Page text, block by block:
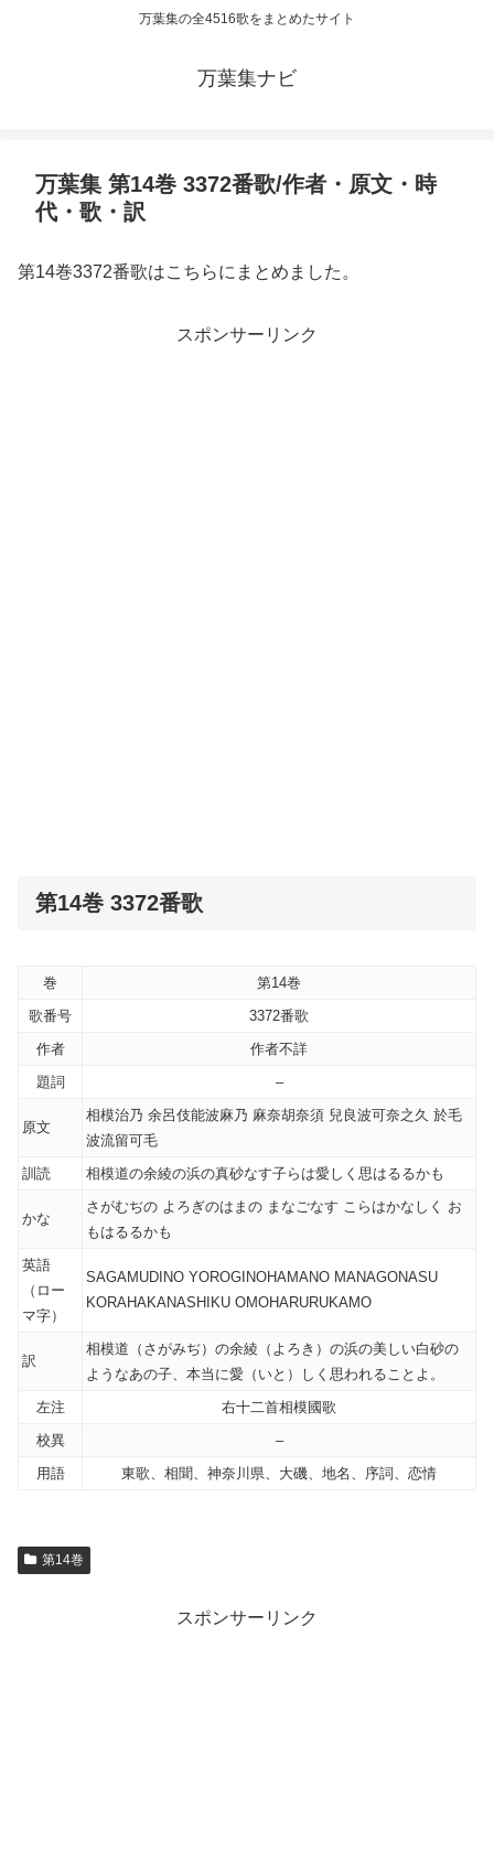
万葉集の全4516歌をまとめたサイト
万葉集ナビ
万葉集 第14巻 3372番歌/作者・原文・時
代・歌・訳
第14巻3372番歌はこちらにまとめました。
スポンサーリンク
第14巻 3372番歌
巻
第14巻
歌番号
3372番歌
作者
作者不詳
題詞
–
原文
相模治乃 余呂伎能波麻乃 麻奈胡奈須 兒良波可奈之久 於毛
波流留可毛
訓読
相模道の余綾の浜の真砂なす子らは愛しく思はるるかも
かな
さがむぢの よろぎのはまの まなごなす こらはかなしく お
もはるるかも
英語
（ロー
マ字）
SAGAMUDINO YOROGINOHAMANO MANAGONASU
KORAHAKANASHIKU OMOHARURUKAMO
訳
相模道（さがみぢ）の余綾（よろき）の浜の美しい白砂の
ようなあの子、本当に愛（いと）しく思われることよ。
左注
右十二首相模國歌
校異
–
用語
東歌、相聞、神奈川県、大磯、地名、序詞、恋情
第14巻
スポンサーリンク